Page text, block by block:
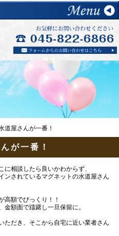
道屋さんが一番！
が一番！
相談したら良いかわからず、
ンされているマグネットの水道屋さん
高額でびっくり！！
額面で躊躇し一旦保留に。
ただき、そこから自宅に近い業者さん